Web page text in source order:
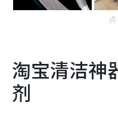
淘宝清洁神
剂